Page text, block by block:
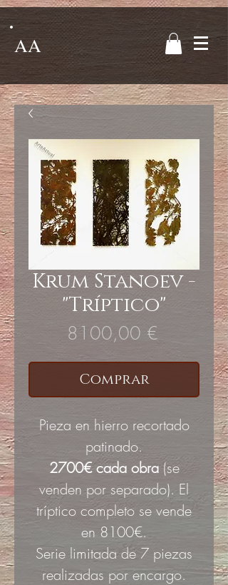
AA
Krum Stanoev -
"Tríptico"
8100,00 €Precio
Comprar
Pieza en hierro recortado
patinado.
2700€ cada obra (se
venden por separado). El
tríptico completo se vende
en 8100€.
Serie limitada de 7 piezas
realizadas por encargo.